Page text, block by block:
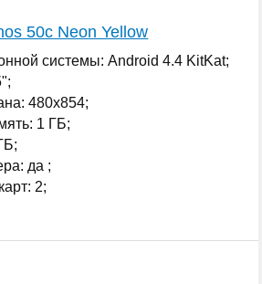
50c Neon Yellow
системы: Android 4.4 KitKat;
480x854;
1 ГБ;
да ;
2;